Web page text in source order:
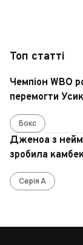
Топ статті
Чемпіон WBO
перемогти
Бокс
Дженоа з
зробила
Серія А